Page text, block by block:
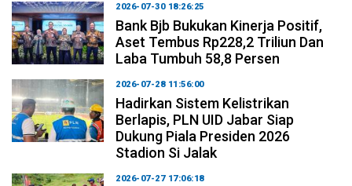
2026-07-30 18:26:25
Bank Bjb Bukukan Kinerja Positif,
Aset Tembus Rp228,2 Triliun Dan
Laba Tumbuh 58,8 Persen
2026-07-28 11:56:00
Hadirkan Sistem Kelistrikan
Berlapis, PLN UID Jabar Siap
Dukung Piala Presiden 2026
Stadion Si Jalak
2026-07-27 17:06:18